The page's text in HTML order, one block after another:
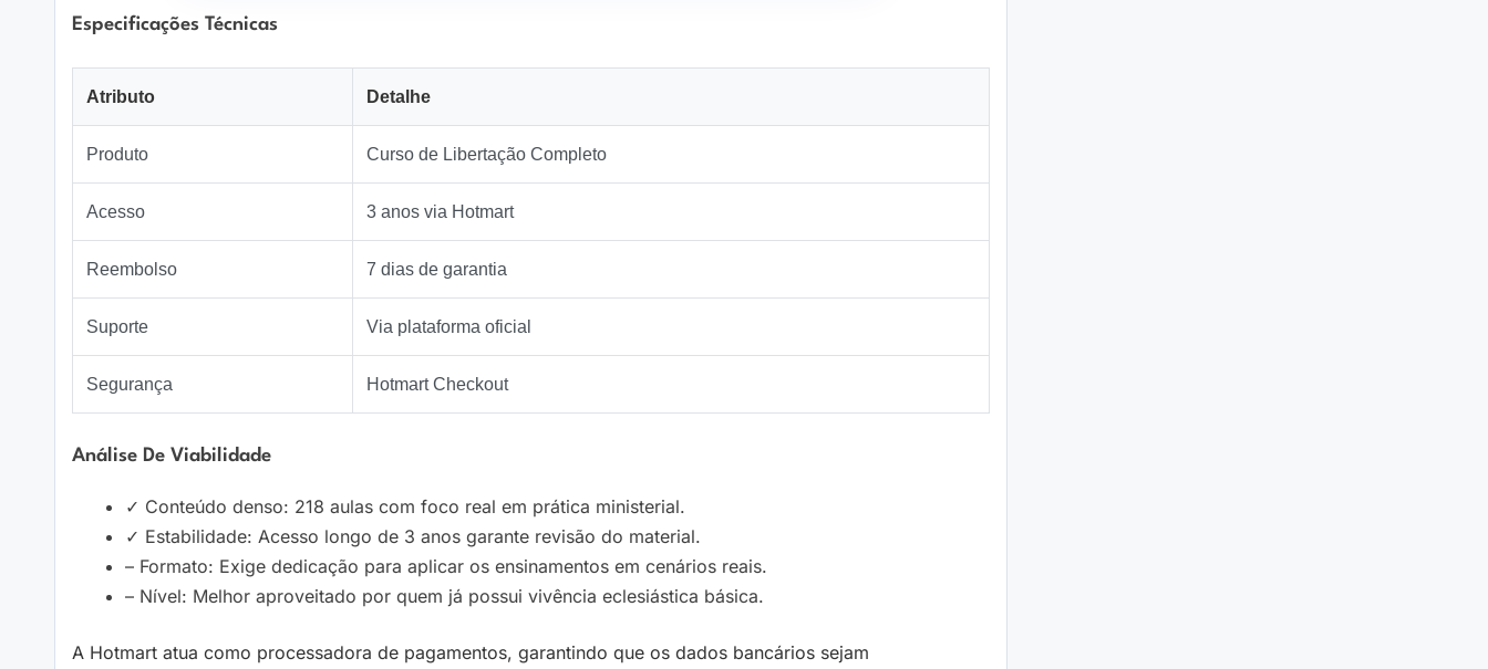
Especificações Técnicas
Atributo Detalhe
Produto Curso de Libertação Completo
Acesso 3 anos via Hotmart
Reembolso 7 dias de garantia
Suporte Via plataforma oficial
Segurança Hotmart Checkout
Análise De Viabilidade
✓ Conteúdo denso: 218 aulas com foco real em prática ministerial.
✓ Estabilidade: Acesso longo de 3 anos garante revisão do material.
– Formato: Exige dedicação para aplicar os ensinamentos em cenários reais.
– Nível: Melhor aproveitado por quem já possui vivência eclesiástica básica.
A Hotmart atua como processadora de pagamentos, garantindo que os dados bancários sejam